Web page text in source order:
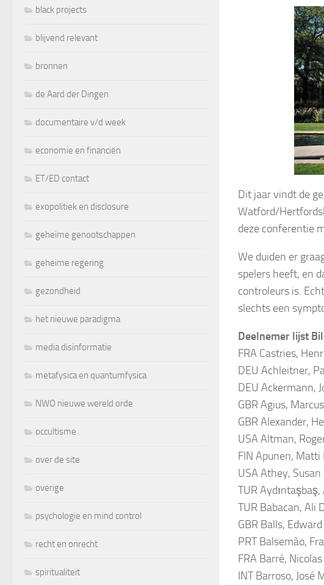
Dit jaar vindt de
Watford/
deze conferentie
We duiden er
spelers heeft, en
controleurs is.
slechts een
Deelnemer lijst
FRA Castries,
DEU Achleitner,
DEU Ackermann,
GBR Agius,
GBR Alexander,
USA Altman,
FIN Apunen, Matti
USA Athey,
TUR
TUR Babacan, Ali
GBR Balls,
PRT Balsemão,
FRA Barré,
INT Barroso, José
black projects
blijvend relevant
bronnen
de Aard der Dingen
documentaire v/d week
economie en financiën
ET/ED contact
exopolitiek en disclosure
geheime genootschappen
geheime regering
gezondheid
het nieuwe paradigma
media disinformatie
metafysica en quantumfysica
NWO nieuwe wereld orde
occultisme
over de site
overige
psychologie en mind control
recht en onrecht
spiritualiteit